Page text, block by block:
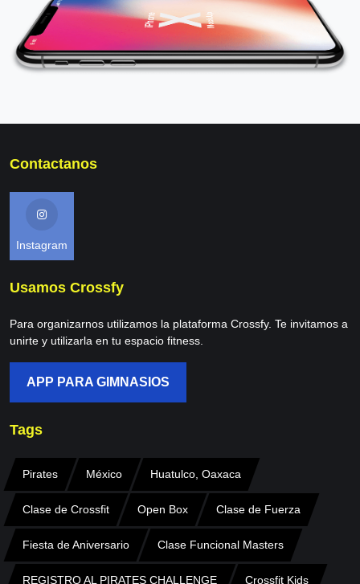
Contactanos
Instagram
Usamos Crossfy
Para organizarnos utilizamos la plataforma Crossfy. Te invitamos a
unirte y utilizarla en tu espacio fitness.
APP PARA GIMNASIOS
Tags
Pirates México Huatulco, Oaxaca
Clase de Crossfit Open Box Clase de Fuerza
Fiesta de Aniversario Clase Funcional Masters
REGISTRO AL PIRATES CHALLENGE Crossfit Kids